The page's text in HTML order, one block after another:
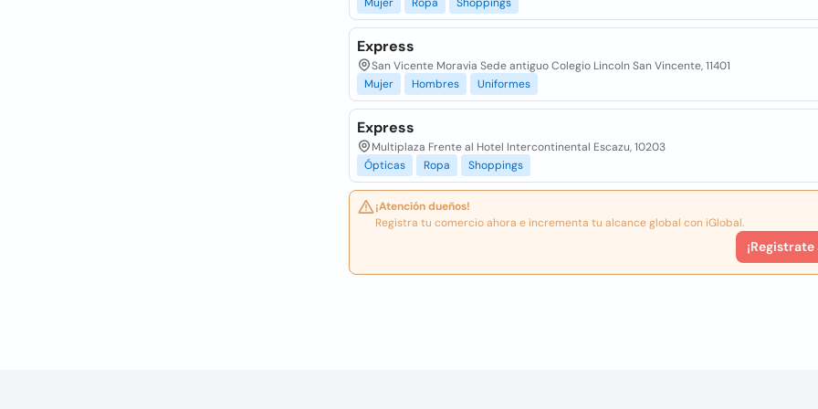
Express
San Vicente Moravia Sede antiguo Colegio Lincoln San Vincente, 11401
Mujer
Hombres Uniformes
Express
Multiplaza Frente al Hotel Intercontinental Escazu, 10203
Ópticas
Ropa Shoppings
¡Atención dueños!
Registra tu comercio ahora e incrementa tu alcance global con iGlobal.
¡Registrate